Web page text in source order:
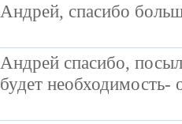
Андрей, спасибо
Андрей спасибо,
будет необходимость-